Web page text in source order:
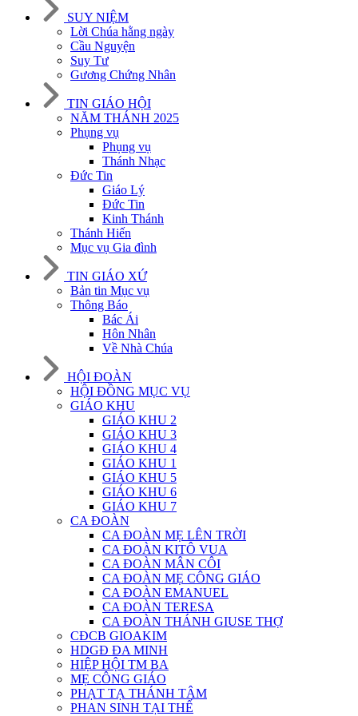
SUY NIỆM
Lời Chúa hằng ngày
Cầu Nguyện
Suy Tư
Gương Chứng Nhân
TIN GIÁO HỘI
NĂM THÁNH 2025
Phụng vụ
Phụng vụ
Thánh Nhạc
Đức Tin
Giáo Lý
Đức Tin
Kinh Thánh
Thánh Hiến
Mục vụ Gia đình
TIN GIÁO XỨ
Bản tin Mục vụ
Thông Báo
Bác Ái
Hôn Nhân
Về Nhà Chúa
HỘI ĐOÀN
HỘI ĐỒNG MỤC VỤ
GIÁO KHU
GIÁO KHU 2
GIÁO KHU 3
GIÁO KHU 4
GIÁO KHU 1
GIÁO KHU 5
GIÁO KHU 6
GIÁO KHU 7
CA ĐOÀN
CA ĐOÀN MẸ LÊN TRỜI
CA ĐOÀN KITÔ VUA
CA ĐOÀN MÂN CÔI
CA ĐOÀN MẸ CÔNG GIÁO
CA ĐOÀN EMANUEL
CA ĐOÀN TERESA
CA ĐOÀN THÁNH GIUSE THỢ
CĐCB GIOAKIM
HDGĐ ĐA MINH
HIỆP HỘI TM BA
MẸ CÔNG GIÁO
PHẠT TẠ THÁNH TÂM
PHAN SINH TẠI THẾ